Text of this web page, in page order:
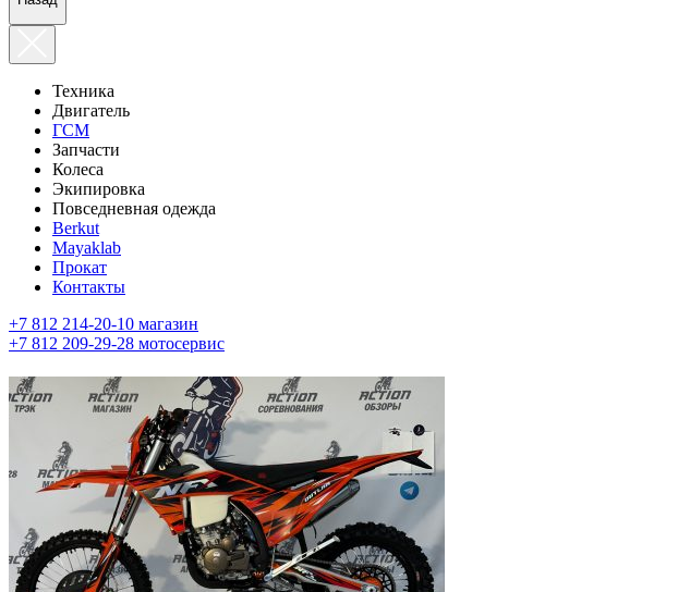
Техника
Двигатель
ГСМ
Запчасти
Колеса
Экипировка
Повседневная одежда
Berkut
Mayaklab
Прокат
Контакты
+7 812 214-20-10 магазин
+7 812 209-29-28 мотосервис